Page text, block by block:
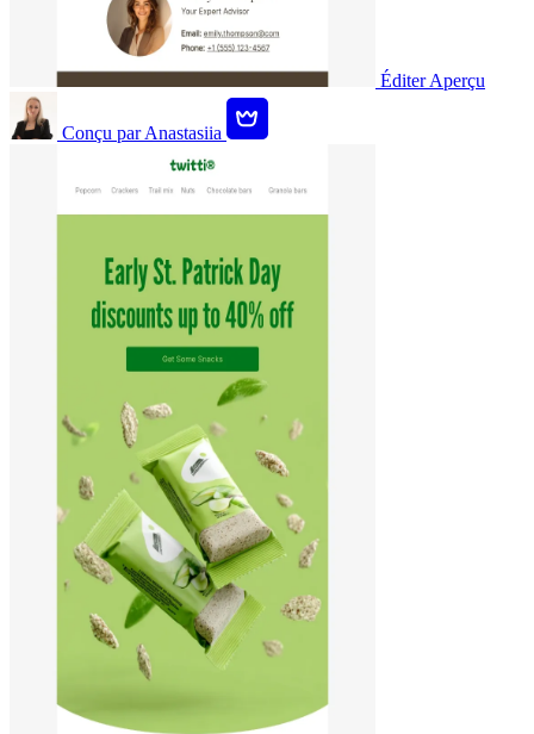
Éditer Aperçu
Conçu par Anastasiia